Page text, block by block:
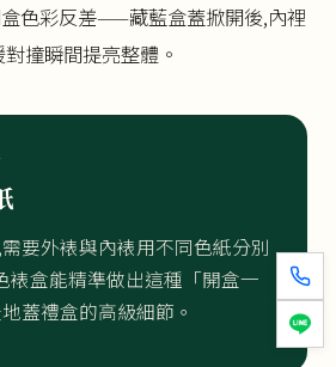
色彩反差——藏藍盒蓋掀開後,內裡
撞瞬間提亮整體。
要外裱與內裱用不同色紙分別
裱盒能精準做出這種「開盒一
蓋禮盒的高級細節。